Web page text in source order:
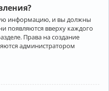
информацию, и вы должны
появляются вверху каждого
Права на создание
администратором